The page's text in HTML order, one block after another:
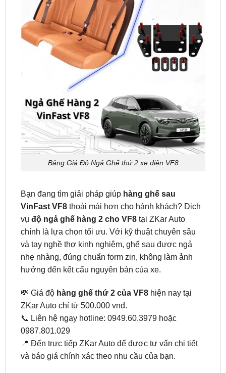
Bảng Giá Độ Ngả Ghế thứ 2 xe điện VF8
Bạn đang tìm giải pháp giúphàng ghế sau
vụđộ ngả ghế hàng 2 cho VF8tại ZKar Auto
chính là lựa chọn tối ưu. Với kỹ thuật chuyên sâu
và tay nghề thợ kinh nghiệm, ghế sau được ngả
nhẹ nhàng, đúng chuẩn form zin, không làm ảnh
hưởng đến kết cấu nguyên bản của xe.
💸 Giá độhàng ghế thứ 2 của VF8 hiện nay tại
📞 Liên hệ ngay hotline: 0949.60.3979 hoặc
0987.801.029
📍 Đến trực tiếp ZKar Auto để được tư vấn chi tiết
và báo giá chính xác theo nhu cầu của bạn.
Địa Chỉ Độ Ngả Ghế Hàng 2 Cho VinFast VF8 Uy